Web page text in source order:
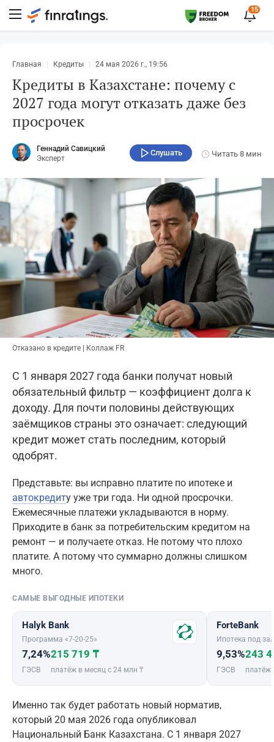
15
Главная Кредиты 24 мая 2026 г., 19:56
Кредиты в Казахстане: почему с
2027 года могут отказать даже без
просрочек
Геннадий Савицкий
Эксперт
Слушать Читать 8 мин
Отказано в кредите | Коллаж FR
С 1 января 2027 года банки получат новый
обязательный фильтр — коэффициент долга к
доходу. Для почти половины действующих
заёмщиков страны это означает: следующий
кредит может стать последним, который
одобрят.
Представьте: вы исправно платите по ипотеке и
автокредиту уже три года. Ни одной просрочки.
Ежемесячные платежи укладываются в норму.
Приходите в банк за потребительским кредитом на
ремонт — и получаете отказ. Не потому что плохо
платите. А потому что суммарно должны слишком
много.
САМЫЕ ВЫГОДНЫЕ ИПОТЕКИ
Halyk Bank
Программа «7-20-25»
7,24%
ГЭСВ
215 719 ₸
платёж в месяц с 24 млн ₸
ForteBank
Ипотека под
9,53%
ГЭСВ
243
платёж
Именно так будет работать новый норматив,
который 20 мая 2026 года опубликовал
Национальный Банк Казахстана. С 1 января 2027